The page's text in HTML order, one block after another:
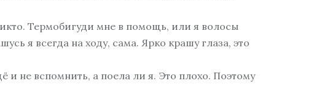
Термобигуди мне в помощь, или я волосы
я всегда на ходу, сама. Ярко крашу глаза, это
и не вспомнить, а поела ли я. Это плохо. Поэтому